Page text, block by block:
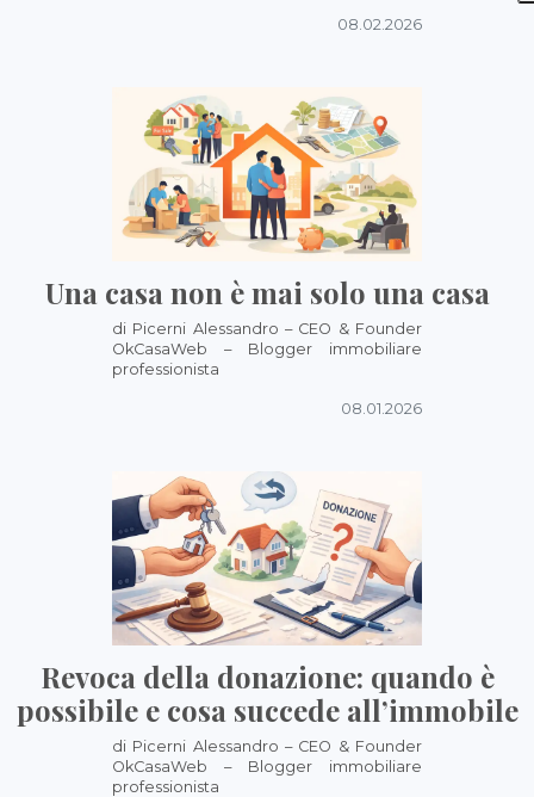
08.02.2026
Una casa non è mai solo una casa
di Picerni Alessandro – CEO & Founder
OkCasaWeb – Blogger immobiliare
professionista
08.01.2026
Revoca della donazione: quando è
possibile e cosa succede all’immobile
di Picerni Alessandro – CEO & Founder
OkCasaWeb – Blogger immobiliare
professionista